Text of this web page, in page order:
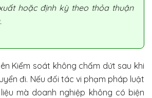
hoặc định kỳ theo thỏa thuận
Kiểm soát không chấm dứt sau khi
đi. Nếu đối tác vi phạm pháp luật
mà doanh nghiệp không có biện